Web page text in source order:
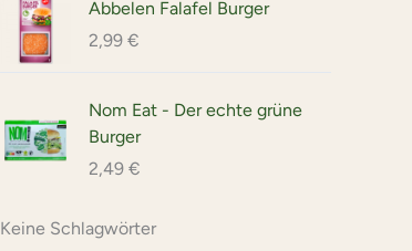
Abbelen Falafel Burger
2,99 €
Nom Eat - Der echte grüne
Burger
2,49 €
Keine Schlagwörter